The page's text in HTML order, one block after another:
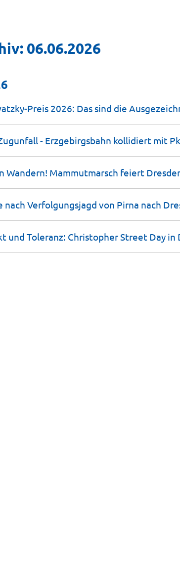
06.06.2026
Preis 2026: Das sind die
- Erzgebirgsbahn kollidiert mit
Wandern! Mammutmarsch feiert
nach Verfolgungsjagd von Pirna nach
und Toleranz: Christopher Street Day in